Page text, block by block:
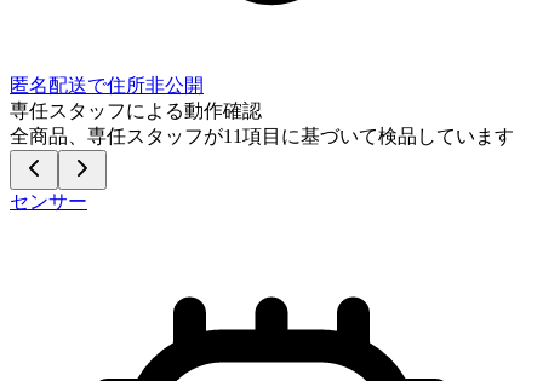
匿名配送で住所非公開
専任スタッフによる動作確認
全商品、専任スタッフが11項目に基づいて検品しています
センサー